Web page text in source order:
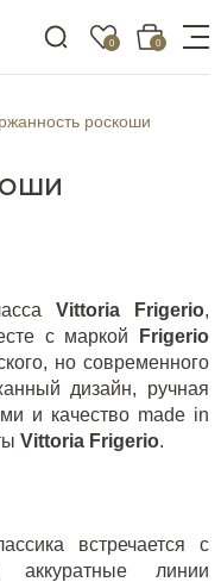
0 0
роскоши
Vittoria Frigerio,
с маркой
Frigerio
но современного
дизайн, ручная
и качество made in
Vittoria Frigerio.
встречается с
аккуратные линии